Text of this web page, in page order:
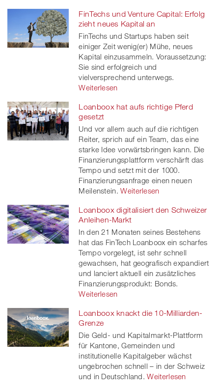
FinTechs und Venture Capital: Erfolg
zieht neues Kapital an
FinTechs und Startups haben seit
einiger Zeit wenig(er) Mühe, neues
Kapital einzusammeln. Voraussetzung:
Sie sind erfolgreich und
vielversprechend unterwegs.
Weiterlesen
Loanboox hat aufs richtige Pferd
gesetzt
Und vor allem auch auf die richtigen
Reiter, sprich auf ein Team, das eine
starke Idee vorwärtsbringen kann. Die
Finanzierungsplattform verschärft das
Tempo und setzt mit der 1000.
Finanzierungsanfrage einen neuen
Meilenstein. Weiterlesen
Loanboox digitalisiert den Schweizer
Anleihen-Markt
In den 21 Monaten seines Bestehens
hat das FinTech Loanboox ein scharfes
Tempo vorgelegt, ist sehr schnell
gewachsen, hat geografisch expandiert
und lanciert aktuell ein zusätzliches
Finanzierungsprodukt: Bonds.
Weiterlesen
Loanboox knackt die 10-Milliarden-
Grenze
Die Geld- und Kapitalmarkt-Plattform
für Kantone, Gemeinden und
institutionelle Kapitalgeber wächst
ungebrochen schnell – in der Schweiz
und in Deutschland. Weiterlesen